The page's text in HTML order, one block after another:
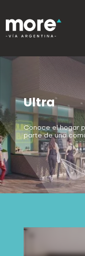
Ultra
Conoce el hogar
parte de una